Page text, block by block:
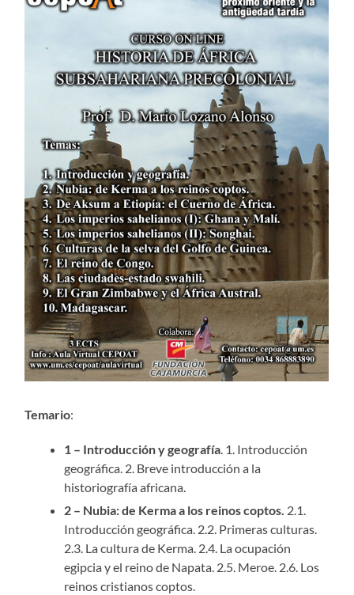
Temario:
1 – Introducción y geografía. 1. Introducción
geográfica. 2. Breve introducción a la
historiografía africana.
2 – Nubia: de Kerma a los reinos coptos. 2.1.
Introducción geográfica. 2.2. Primeras culturas.
2.3. La cultura de Kerma. 2.4. La ocupación
egipcia y el reino de Napata. 2.5. Meroe. 2.6. Los
reinos cristianos coptos.